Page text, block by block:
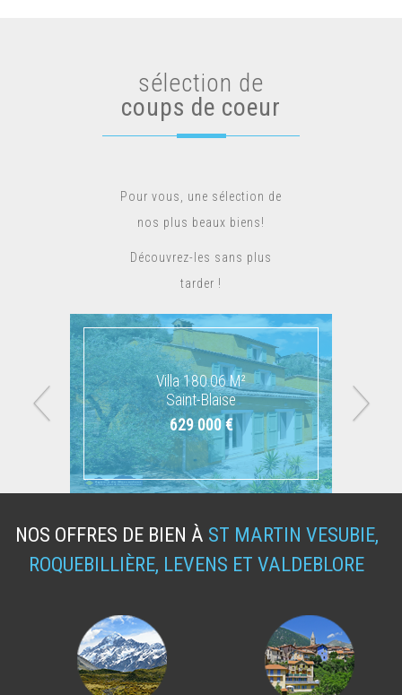
sélection de
coups de coeur
Pour vous, une sélection de
nos plus beaux biens!
Découvrez-les sans plus
tarder !
Villa 180.06 M²
Saint-Blaise
629 000 €
Chalet 166 M²
Belvédère
645 000 €
NOS OFFRES DE BIEN À ST MARTIN VESUBIE,
ROQUEBILLIÈRE, LEVENS ET VALDEBLORE